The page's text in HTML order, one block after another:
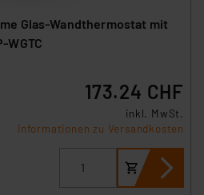
Glas-Wandthermostat mit
WGTC
173.24 CHF
inkl. MwSt.
Informationen zu Versandkosten